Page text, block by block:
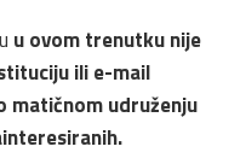
u ovom trenutku nije
ili e-mail
matičnom udruženju